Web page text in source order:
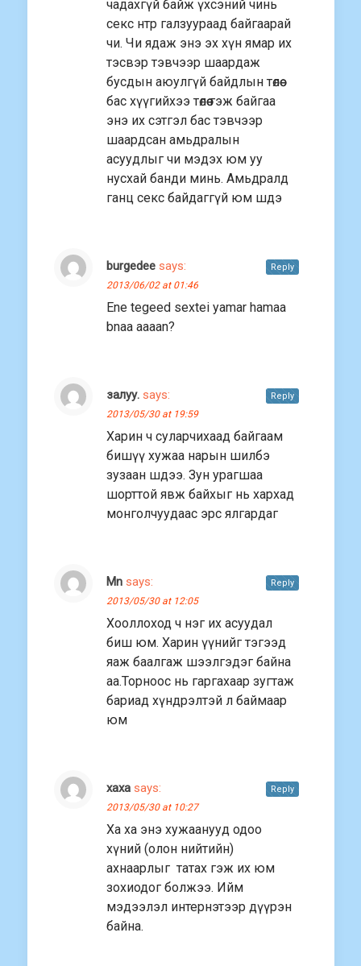
чадахгүй байж үхсэний чинь
секс нтр галзуураад байгаарай
чи. Чи ядаж энэ эх хүн ямар их
тэсвэр тэвчээр шаардаж
бусдын аюулгүй байдлын төлөө
бас хүүгийхээ төлөө гэж байгаа
энэ их сэтгэл бас тэвчээр
шаардсан амьдралын
асуудлыг чи мэдэх юм уу
нусхай банди минь. Амьдралд
ганц секс байдаггүй юм шдэ
burgedee says:
2013/06/02 at 01:46
Ene tegeed sextei yamar hamaa
bnaa aaaan?
Reply
залуу. says:
2013/05/30 at 19:59
Харин ч суларчихаад байгаам
бишүү хужаа нарын шилбэ
зузаан шдээ. Зун урагшаа
шорттой явж байхыг нь хархад
монголчуудаас эрс ялгардаг
Reply
Mn says:
2013/05/30 at 12:05
Хооллоход ч нэг их асуудал
биш юм. Харин үүнийг тэгээд
яаж баалгаж шээлгэдэг байна
аа.Торноос нь гаргахаар зугтаж
бариад хүндрэлтэй л баймаар
юм
Reply
хаха says:
2013/05/30 at 10:27
Ха ха энэ хужаанууд одоо
хүний (олон нийтийн)
ахнаарлыг татах гэж их юм
зохиодог болжээ. Ийм
мэдээлэл интернэтээр дүүрэн
байна.
Reply